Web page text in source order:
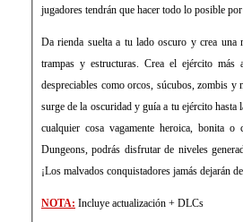
jugadores tendrán que hacer todo lo posible
Da rienda suelta a tu lado oscuro y crea una
trampas y estructuras. Crea el ejército
despreciables como orcos, súcubos, zombis
surge de la oscuridad y guía a tu ejército
cualquier cosa vagamente heroica, bonita
Dungeons, podrás disfrutar de niveles
¡Los malvados conquistadores jamás dejarán
NOTA: Incluye actualización + DLCs